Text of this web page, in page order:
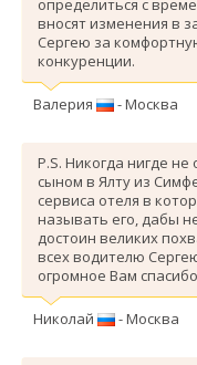
вносят изменения в
Сергею за
конкуренции.
Валерия - Москва
P.S. Никогда нигде
сыном в Ялту из
сервиса отеля в
называть его, дабы
достоин великих
всех водителю
огромное Вам
Николай - Москва